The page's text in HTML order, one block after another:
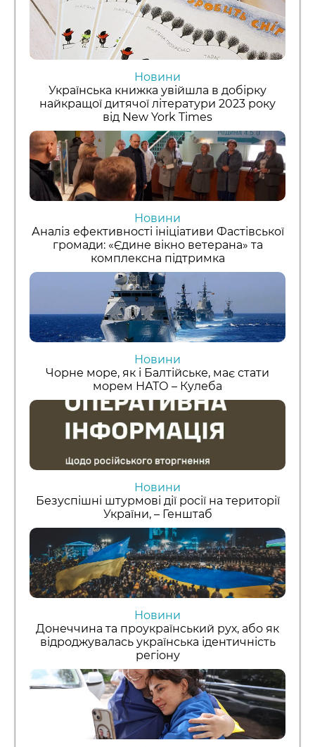
Новини
Українська книжка увійшла в добірку
найкращої дитячої літератури 2023 року
від New York Times
Новини
Аналіз ефективності ініціативи Фастівської
громади: «Єдине вікно ветерана» та
комплексна підтримка
Новини
Чорне море, як і Балтійське, має стати
морем НАТО – Кулеба
Новини
Безуспішні штурмові дії росії на території
України, – Генштаб
Новини
Донеччина та проукраїнський рух, або як
відроджувалась українська ідентичність
регіону